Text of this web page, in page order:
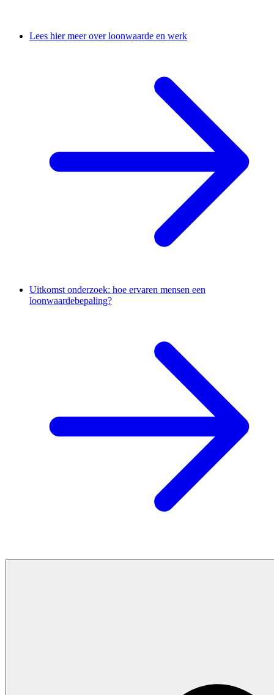
Lees hier meer over loonwaarde en werk
Uitkomst onderzoek: hoe ervaren mensen een
loonwaardebepaling?